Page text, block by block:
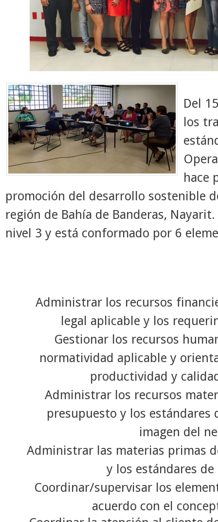
Del
los
hace
promoción del desarrollo sostenible
región de Bahía de Banderas,
nivel 3 y está conformado por 6
Administrar los recursos
legal aplicable y los
Gestionar los recursos
normatividad aplicable y
productividad y
Administrar los recursos
presupuesto y los estándares
imagen del
Administrar las materias primas
y los estándares
Coordinar/supervisar los
acuerdo con el